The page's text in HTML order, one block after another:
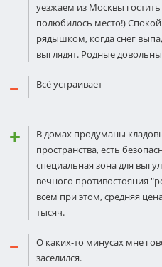
уезжаем из Москвы
полюбилось место!)
рядышком, когда снег
выглядят. Родные
Всё устраивает
В домах продуманы
пространства, есть
специальная зона для
вечного противостояния
всем при этом, средняя
тысяч.
О каких-то минусах мне
заселился.